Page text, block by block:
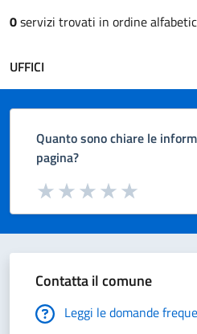
0servizi trovati in ordine
UFFICI
Quanto sono chiare le
pagina?
Valuta da 1 a 5 stelle la pagina
Valuta 5
Valuta 4 stelle su
Valuta 3 stelle su 5
Valuta 2 stelle su 5
Valuta 1 stelle su 5
Contatta il comune
Leggi le domande